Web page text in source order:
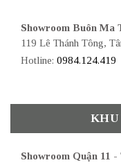
Showroom Buôn Ma
119 Lê Thánh Tông,
Hotline: 0984.124.419
KHU
Showroom Quận 11